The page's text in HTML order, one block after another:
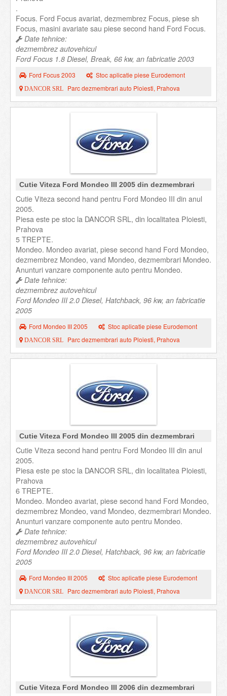
.
Focus. Ford Focus avariat, dezmembrez Focus, piese sh
Focus, masini avariate sau piese second hand Ford Focus.
Date tehnice:
dezmembrez autovehicul
Ford Focus 1.8 Diesel, Break, 66 kw, an fabricatie 2003
Ford Focus 2003 Stoc aplicatie piese Eurodemont
DANCOR SRL Parc dezmembrari auto Ploiesti, Prahova
Cutie Viteza Ford Mondeo III 2005 din dezmembrari
Cutie Viteza second hand pentru Ford Mondeo III din anul
2005.
Piesa este pe stoc la DANCOR SRL, din localitatea Ploiesti,
Prahova
5 TREPTE.
Mondeo. Mondeo avariat, piese second hand Ford Mondeo,
dezmembrez Mondeo, vand Mondeo, dezmembrari Mondeo.
Anunturi vanzare componente auto pentru Mondeo.
Date tehnice:
dezmembrez autovehicul
Ford Mondeo III 2.0 Diesel, Hatchback, 96 kw, an fabricatie
2005
Ford Mondeo III 2005 Stoc aplicatie piese Eurodemont
DANCOR SRL Parc dezmembrari auto Ploiesti, Prahova
Cutie Viteza Ford Mondeo III 2005 din dezmembrari
Cutie Viteza second hand pentru Ford Mondeo III din anul
2005.
Piesa este pe stoc la DANCOR SRL, din localitatea Ploiesti,
Prahova
6 TREPTE.
Mondeo. Mondeo avariat, piese second hand Ford Mondeo,
dezmembrez Mondeo, vand Mondeo, dezmembrari Mondeo.
Anunturi vanzare componente auto pentru Mondeo.
Date tehnice:
dezmembrez autovehicul
Ford Mondeo III 2.0 Diesel, Hatchback, 96 kw, an fabricatie
2005
Ford Mondeo III 2005 Stoc aplicatie piese Eurodemont
DANCOR SRL Parc dezmembrari auto Ploiesti, Prahova
Cutie Viteza Ford Mondeo III 2006 din dezmembrari